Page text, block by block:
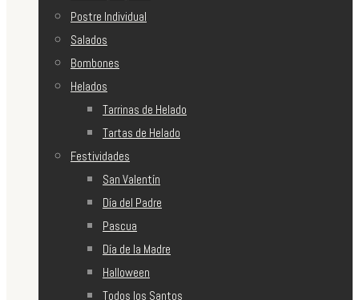
Postre Individual
Salados
Bombones
Helados
Tarrinas de Helado
Tartas de Helado
Festividades
San Valentín
Día del Padre
Pascua
Día de la Madre
Halloween
Todos los Santos